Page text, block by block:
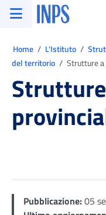
Vai al menu principale
Vai al contenuto principale
Vai al pie' di pagina
INPS ()
Home L'Istituto
del territorio
Strutture a
Pubblicazione:05